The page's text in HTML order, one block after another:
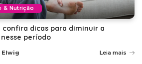
& Nutrição
confira dicas para diminuir a
período
Elwig Leia mais